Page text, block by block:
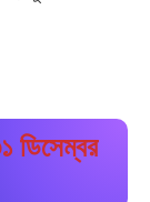
ডিসেম্বর